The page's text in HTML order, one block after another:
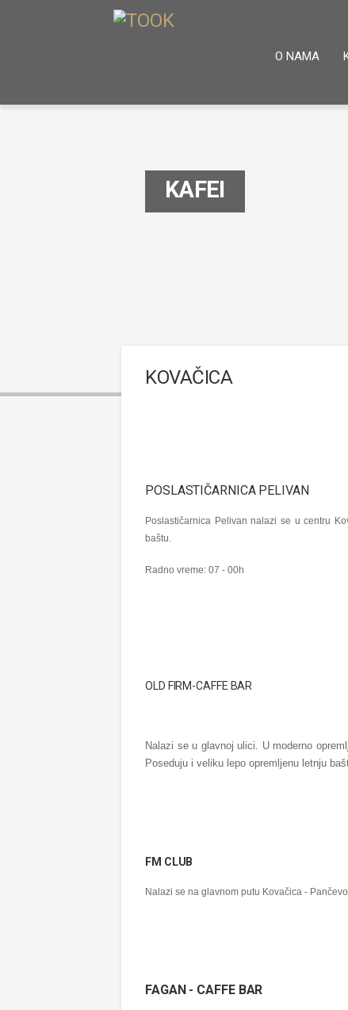
O NAMA
KAFEI
KOVAČICA
POSLASTIČARNICA PELIVAN
Poslastičarnica Pelivan nalazi se u centru
baštu.
Radno vreme: 07 - 00h
OLD FIRM-CAFFE BAR
Nalazi se u glavnoj ulici. U moderno
Poseduju i veliku lepo opremljenu letnju
FM CLUB
Nalazi se na glavnom putu Kovačica -
FAGAN - CAFFE BAR